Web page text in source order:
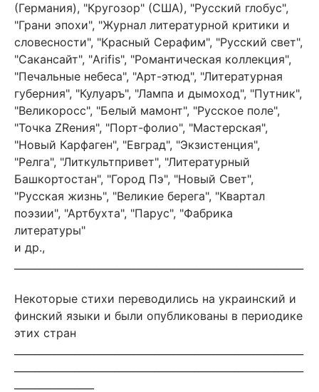
(Германия), "Кругозор" (США), "Русский глобус",
"Грани эпохи", "Журнал литературной критики и
словесности", "Красный Серафим", "Русский свет",
"Сакансайт", "Arifis", "Романтическая коллекция",
"Печальные небеса", "Арт-этюд", "Литературная
губерния", "Кулуаръ", "Лампа и дымоход", "Путник",
"Великоросс", "Белый мамонт", "Русское поле",
"Точка ZRения", "Порт-фолио", "Мастерская",
"Новый Карфаген", "Евград", "Экзистенция",
"Релга", "Литкультпривет", "Литературный
Башкортостан", "Город Пэ", "Новый Свет",
"Русская жизнь", "Великие берега", "Квартал
поэзии", "Артбухта", "Парус", "Фабрика
литературы"
и др.,
Некоторые стихи переводились на украинский и
финский языки и были опубликованы в периодике
этих стран